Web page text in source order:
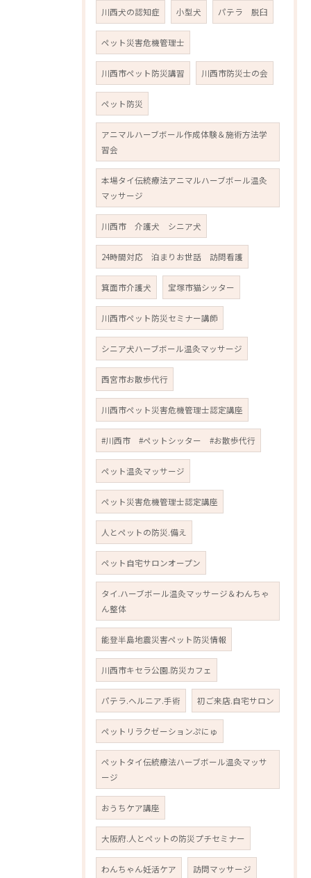
川西犬の認知症 小型犬 パテラ 脱臼
ペット災害危機管理士
川西市ペット防災講習 川西市防災士の会
ペット防災
アニマルハーブボール作成体験＆施術方法学
習会
本場タイ伝統療法アニマルハーブボール温灸
マッサージ
川西市 介護犬 シニア犬
24時間対応 泊まりお世話 訪問看護
箕面市介護犬 宝塚市猫シッター
川西市ペット防災セミナー講師
シニア犬ハーブボール温灸マッサージ
西宮市お散歩代行
川西市ペット災害危機管理士認定講座
#川西市 #ペットシッター #お散歩代行
ペット温灸マッサージ
ペット災害危機管理士認定講座
人とペットの防災.備え
ペット自宅サロンオープン
タイ.ハーブボール温灸マッサージ＆わんちゃ
ん整体
能登半島地震災害ペット防災情報
川西市キセラ公園.防災カフェ
パテラ.ヘルニア.手術 初ご来店.自宅サロン
ペットリラクゼーションぷにゅ
ペットタイ伝統療法ハーブボール温灸マッサ
ージ
おうちケア講座
大阪府.人とペットの防災プチセミナー
わんちゃん妊活ケア 訪問マッサージ